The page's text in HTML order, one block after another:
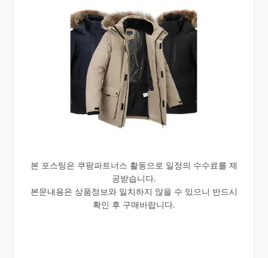
본 포스팅은 쿠팡파트너스 활동으로 일정의 수수료를 제
공받습니다.
본문내용은 상품정보와 일치하지 않을 수 있으니 반드시
확인 후 구매바랍니다.